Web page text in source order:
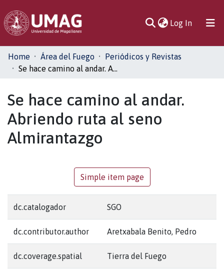
Log In(current)
Communities
& Collections
Statistics
Home Área del Fuego
Periódicos y Revistas
Se hace camino al andar. Abriendo ruta al seno Almirantazgo
Se hace camino al andar.
Abriendo ruta al seno
Almirantazgo
Simple item page
dc.catalogador SGO
dc.contributor.author Aretxabala Benito, Pedro
dc.coverage.spatial Tierra del Fuego